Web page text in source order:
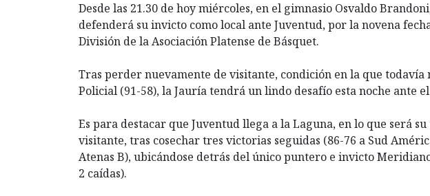
Desde las 21.30 de hoy miércoles, en el gimnasio Osvaldo
defenderá su invicto como local ante Juventud, por la novena
División de la Asociación Platense de Básquet.
Tras perder nuevamente de visitante, condición en la que todavía
Policial (91-58), la Jauría tendrá un lindo desafío esta noche ante
Es para destacar que Juventud llega a la Laguna, en lo que será
visitante, tras cosechar tres victorias seguidas (86-76 a Sud
Atenas B), ubicándose detrás del único puntero e invicto
2 caídas).